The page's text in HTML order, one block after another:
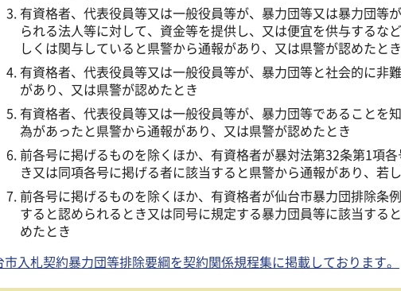
有資格者、代表役員等又は一般役員等が、暴力団等又は暴力団等
られる法人等に対して、資金等を提供し、又は便宜を供与するな
しくは関与していると県警から通報があり、又は県警が認めたとき
有資格者、代表役員等又は一般役員等が、暴力団等と社会的に非
があり、又は県警が認めたとき
有資格者、代表役員等又は一般役員等が、暴力団等であることを
為があったと県警から通報があり、又は県警が認めたとき
前各号に掲げるものを除くほか、有資格者が暴対法第32条第1項
き又は同項各号に掲げる者に該当すると県警から通報があり、若
前各号に掲げるものを除くほか、有資格者が仙台市暴力団排除条
すると認められるとき又は同号に規定する暴力団員等に該当する
めたとき
市入札契約暴力団等排除要綱を契約関係規程集に掲載しております。